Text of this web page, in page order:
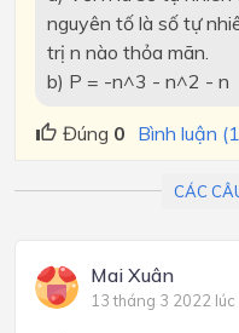
nguyên tố là số tự
trị n nào thỏa mãn.
b) P = -n^3 - n^2 - n
Đúng 0 Bình luận
CÁC
Mai Xuân
13 tháng 3 2022 lúc